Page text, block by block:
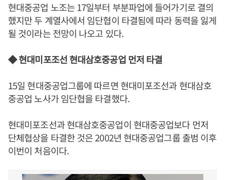
현대중공업 노조는 17일부터 부분파업에 들어가기로 결의
했지만 두 계열사에서 임단협이 타결됨에 따라 동력을 잃게
될 것이라는 전망이 나오고 있다.
◆ 현대미포조선 현대삼호중공업 먼저 타결
15일 현대중공업그룹에 따르면 현대미포조선과 현대삼호
중공업 노사가 임단협을 타결했다.
현대미포조선과 현대삼호중공업이 현대중공업보다 먼저
단체협상을 타결한 것은 2002년 현대중공업그룹 출범 이후
이번이 처음이다.